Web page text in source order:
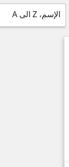
الإسم، Z الى A